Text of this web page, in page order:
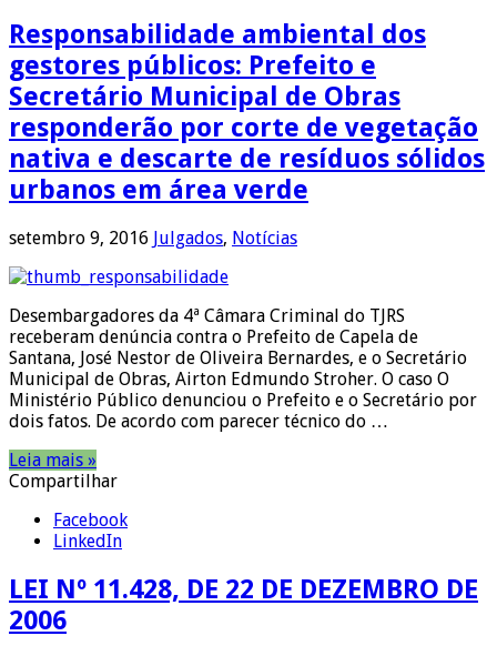
Responsabilidade ambiental dos
gestores públicos: Prefeito e
Secretário Municipal de Obras
responderão por corte de vegetação
nativa e descarte de resíduos sólidos
urbanos em área verde
setembro 9, 2016 Julgados, Notícias
Desembargadores da 4ª Câmara Criminal do TJRS
receberam denúncia contra o Prefeito de Capela de
Santana, José Nestor de Oliveira Bernardes, e o Secretário
Municipal de Obras, Airton Edmundo Stroher. O caso O
Ministério Público denunciou o Prefeito e o Secretário por
dois fatos. De acordo com parecer técnico do …
Leia mais »
Compartilhar
Facebook
LinkedIn
LEI Nº 11.428, DE 22 DE DEZEMBRO DE
2006